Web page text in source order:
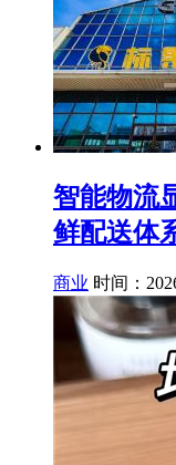
智能物流
鲜配送体
商业 时间：